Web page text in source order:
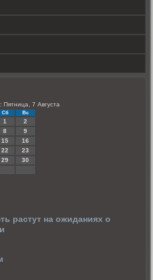
Пятница, 7 Августа
Сб Вс
1
2
8
9
15
16
22
23
29
30
растут на ожиданиях о